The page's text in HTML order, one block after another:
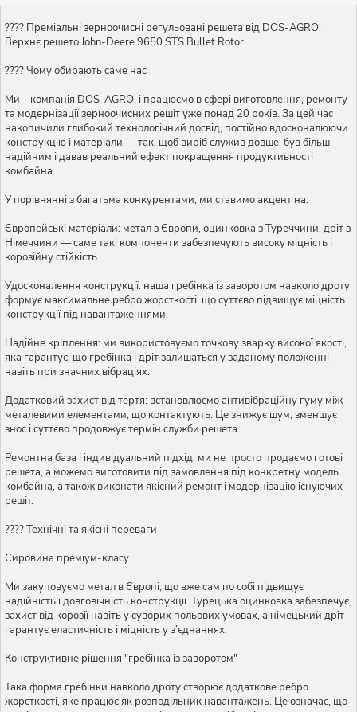
???? Преміальні зерноочисні регульовані решета від DOS-AGRO.
Верхнє решето John-Deere 9650 STS Bullet Rotor.
???? Чому обирають саме нас
Ми – компанія DOS-AGRO, і працюємо в сфері виготовлення, ремонту
та модернізації зерноочисних решіт уже понад 20 років. За цей час
накопичили глибокий технологічний досвід, постійно вдосконалюючи
конструкцію і матеріали — так, щоб виріб служив довше, був більш
надійним і давав реальний ефект покращення продуктивності
комбайна.
У порівнянні з багатьма конкурентами, ми ставимо акцент на:
Європейські матеріали: метал з Європи, оцинковка з Туреччини, дріт з
Німеччини — саме такі компоненти забезпечують високу міцність і
корозійну стійкість.
Удосконалення конструкції: наша гребінка із заворотом навколо дроту
формує максимальне ребро жорсткості, що суттєво підвищує міцність
конструкції під навантаженнями.
Надійне кріплення: ми використовуємо точкову зварку високої якості,
яка гарантує, що гребінка і дріт залишаться у заданому положенні
навіть при значних вібраціях.
Додатковий захист від тертя: встановлюємо антивібраційну гуму між
металевими елементами, що контактують. Це знижує шум, зменшує
знос і суттєво продовжує термін служби решета.
Ремонтна база і індивідуальний підхід: ми не просто продаємо готові
решета, а можемо виготовити під замовлення під конкретну модель
комбайна, а також виконати якісний ремонт і модернізацію існуючих
решіт.
???? Технічні та якісні переваги
Сировина преміум-класу
Ми закуповуємо метал в Європі, що вже сам по собі підвищує
надійність і довговічність конструкції. Турецька оцинковка забезпечує
захист від корозії навіть у суворих польових умовах, а німецький дріт
гарантує еластичність і міцність у з’єднаннях.
Конструктивне рішення "гребінка із заворотом"
Така форма гребінки навколо дроту створює додаткове ребро
жорсткості, яке працює як розподільник навантажень. Це означає, що